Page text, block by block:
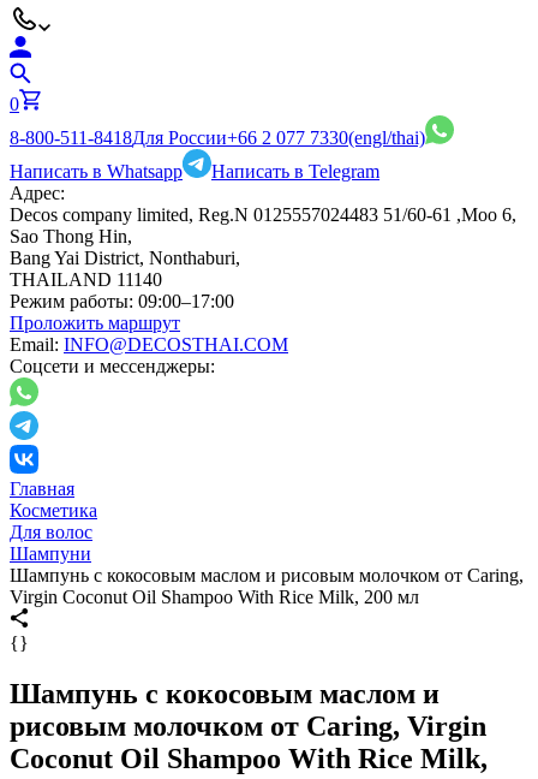
0
8-800-511-8418Для России+66 2 077 7330(engl/thai)
Написать в Whatsapp
Написать в Telegram
Адрес:
Decos company limited, Reg.N 0125557024483 51/60-61 ,Moo 6,
Sao Thong Hin,
Bang Yai District, Nonthaburi,
THAILAND 11140
Режим работы: 09:00–17:00
Проложить маршрут
Email: INFO@DECOSTHAI.COM
Соцсети и мессенджеры:
Главная
Косметика
Для волос
Шампуни
Шампунь с кокосовым маслом и рисовым молочком от Caring,
Virgin Coconut Oil Shampoo With Rice Milk, 200 мл
{}
Шампунь с кокосовым маслом и
рисовым молочком от Caring, Virgin
Coconut Oil Shampoo With Rice Milk,